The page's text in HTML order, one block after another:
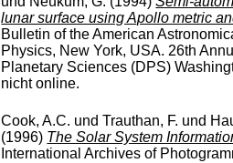
lunar surface using Apollo metric
Bulletin of the American
Physics, New York, USA. 26th
Planetary Sciences (DPS)
nicht online.
Cook, A.C. undTrauthan, F. und
(1996) The Solar System
International Archives of